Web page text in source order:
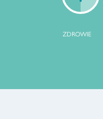
ZDROWIE